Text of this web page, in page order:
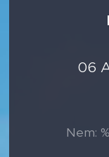
06
Nem:
YAZARLAR